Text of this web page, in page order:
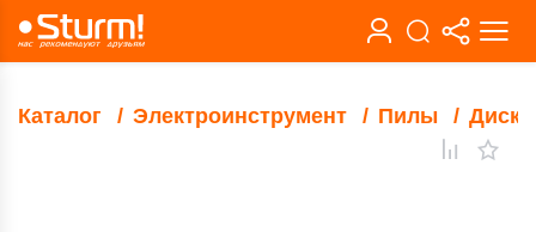
Каталог Электроинструмент Пилы